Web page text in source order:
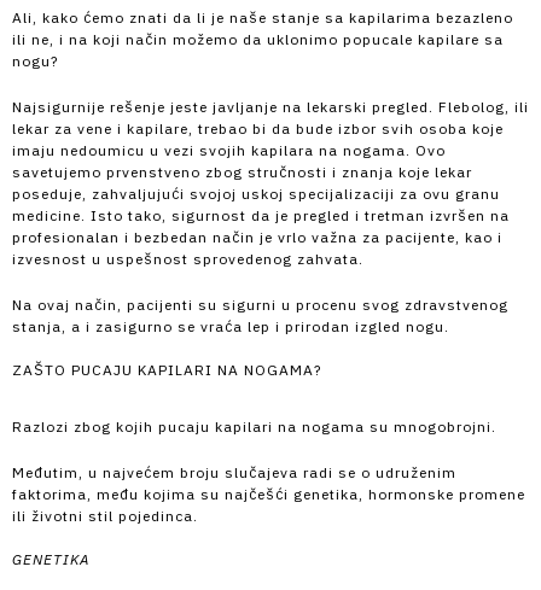
Ali, kako ćemo znati da li je naše stanje sa kapilarima bezazleno
ili ne, i na koji način možemo da uklonimo popucale kapilare sa
nogu?
Najsigurnije rešenje jeste javljanje na lekarski pregled. Flebolog, ili
lekar za vene i kapilare, trebao bi da bude izbor svih osoba koje
imaju nedoumicu u vezi svojih kapilara na nogama. Ovo
savetujemo prvenstveno zbog stručnosti i znanja koje lekar
poseduje, zahvaljujući svojoj uskoj specijalizaciji za ovu granu
medicine. Isto tako, sigurnost da je pregled i tretman izvršen na
profesionalan i bezbedan način je vrlo važna za pacijente, kao i
izvesnost u uspešnost sprovedenog zahvata.
Na ovaj način, pacijenti su sigurni u procenu svog zdravstvenog
stanja, a i zasigurno se vraća lep i prirodan izgled nogu.
ZAŠTO PUCAJU KAPILARI NA NOGAMA?
Razlozi zbog kojih pucaju kapilari na nogama su mnogobrojni.
Međutim, u najvećem broju slučajeva radi se o udruženim
faktorima, među kojima su najčešći genetika, hormonske promene
ili životni stil pojedinca.
GENETIKA